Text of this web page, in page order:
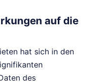
auf die
hat sich in den
des